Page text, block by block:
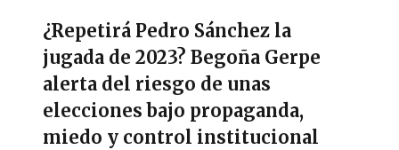
¿Repetirá Pedro Sánchez la
jugada de 2023? Begoña Gerpe
alerta del riesgo de unas
elecciones bajo propaganda,
miedo y control institucional